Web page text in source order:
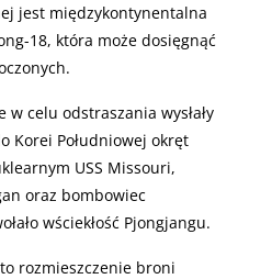
jest międzykontynentalna
18, która może dosięgnąć
w celu odstraszania wysłały
Korei Południowej okręt
USS Missouri,
oraz bombowiec
wściekłość Pjongjangu.
to rozmieszczenie broni